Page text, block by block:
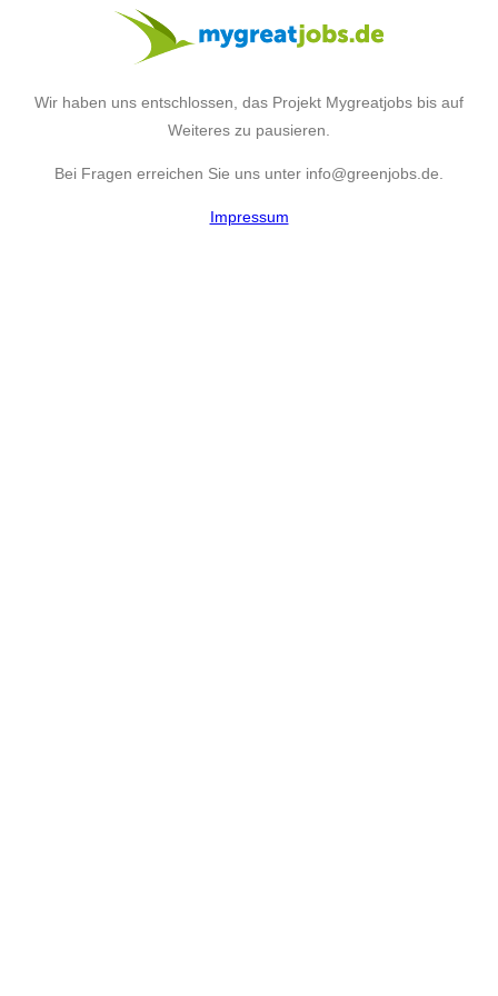
Wir haben uns entschlossen, das Projekt Mygreatjobs bis auf
Weiteres zu pausieren.
Bei Fragen erreichen Sie uns unter info@greenjobs.de.
Impressum